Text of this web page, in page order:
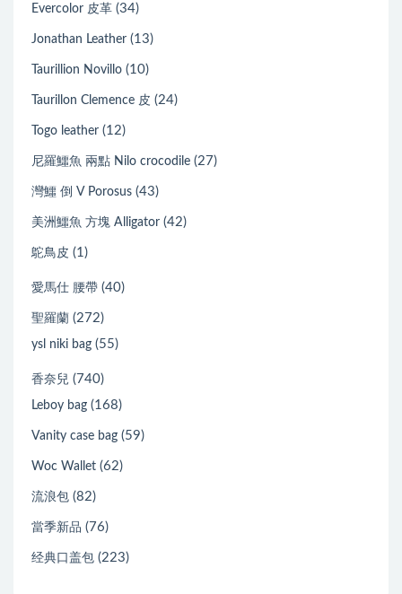
Evercolor 皮革 (34)
Jonathan Leather (13)
Taurillion Novillo (10)
Taurillon Clemence 皮 (24)
Togo leather (12)
尼羅鱷魚 兩點 Nilo crocodile (27)
灣鱷 倒 V Porosus (43)
美洲鱷魚 方塊 Alligator (42)
鴕鳥皮 (1)
愛馬仕 腰帶 (40)
聖羅蘭 (272)
ysl niki bag (55)
香奈兒 (740)
Leboy bag (168)
Vanity case bag (59)
Woc Wallet (62)
流浪包 (82)
當季新品 (76)
经典口盖包 (223)